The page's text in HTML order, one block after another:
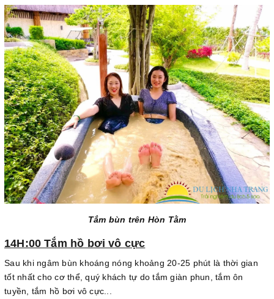
Tắm bùn trên Hòn Tằm
14H:00 Tắm hồ bơi vô cực
Sau khi ngâm bùn khoáng nóng khoảng 20-25 phút là thời gian
tốt nhất cho cơ thể, quý khách tự do tắm giàn phun, tắm ôn
tuyền, tắm hồ bơi vô cực...